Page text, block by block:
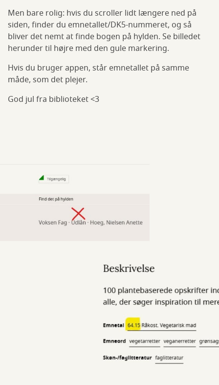
Men bare rolig: hvis du scroller lidt længere ned på
siden, finder du emnetallet/DK5-nummeret, og så
bliver det nemt at finde bogen på hylden. Se billedet
herunder til højre med den gule markering.
Hvis du bruger appen, står emnetallet på samme
måde, som det plejer.
God jul fra biblioteket <3